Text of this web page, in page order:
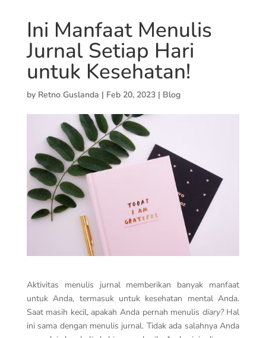
Ini Manfaat Menulis
Jurnal Setiap Hari
untuk Kesehatan!
by Retno Guslanda | Feb 20, 2023| Blog
Aktivitas menulis jurnal memberikan banyak manfaat
untuk Anda, termasuk untuk kesehatan mental Anda.
Saat masih kecil, apakah Anda pernah menulis diary?Hal
ini sama dengan menulis jurnal. Tidak ada salahnya Anda